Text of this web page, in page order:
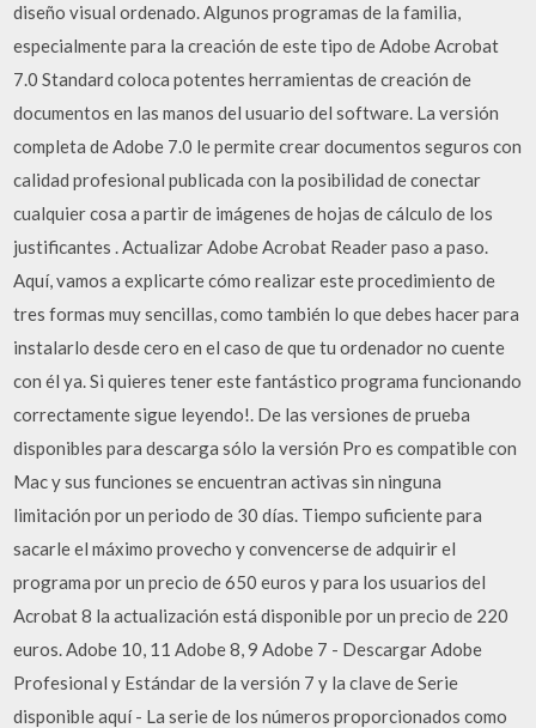
diseño visual ordenado. Algunos programas de la familia,
especialmente para la creación de este tipo de Adobe Acrobat
7.0 Standard coloca potentes herramientas de creación de
documentos en las manos del usuario del software. La versión
completa de Adobe 7.0 le permite crear documentos seguros con
calidad profesional publicada con la posibilidad de conectar
cualquier cosa a partir de imágenes de hojas de cálculo de los
justificantes . Actualizar Adobe Acrobat Reader paso a paso.
Aquí, vamos a explicarte cómo realizar este procedimiento de
tres formas muy sencillas, como también lo que debes hacer para
instalarlo desde cero en el caso de que tu ordenador no cuente
con él ya. Si quieres tener este fantástico programa funcionando
correctamente sigue leyendo!. De las versiones de prueba
disponibles para descarga sólo la versión Pro es compatible con
Mac y sus funciones se encuentran activas sin ninguna
limitación por un periodo de 30 días. Tiempo suficiente para
sacarle el máximo provecho y convencerse de adquirir el
programa por un precio de 650 euros y para los usuarios del
Acrobat 8 la actualización está disponible por un precio de 220
euros. Adobe 10, 11 Adobe 8, 9 Adobe 7 - Descargar Adobe
Profesional y Estándar de la versión 7 y la clave de Serie
disponible aquí - La serie de los números proporcionados como